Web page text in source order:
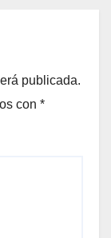
publicada.
con *